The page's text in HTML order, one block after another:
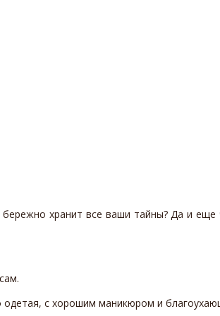
хранит все ваши тайны? Да и еще
одетая, с хорошим маникюром и